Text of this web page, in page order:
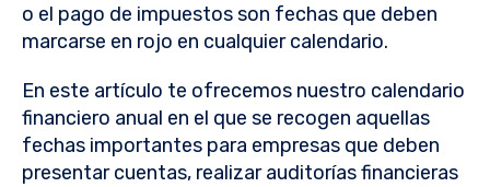
o el pago de impuestos son fechas que deben
marcarse en rojo en cualquier calendario.
En este artículo te ofrecemos nuestro calendario
financiero anual en el que se recogen aquellas
fechas importantes para empresas que deben
presentar cuentas, realizar auditorías financieras